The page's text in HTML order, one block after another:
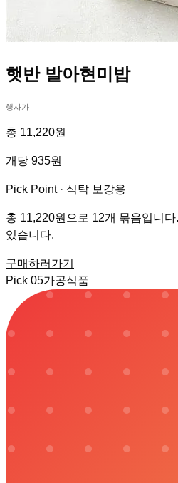
햇반 발아현미밥
행사가
총 11,220원
개당 935원
Pick Point · 식탁 보강용
총 11,220원으로 12개 묶음입니
있습니다.
구매하러가기
Pick 05가공식품